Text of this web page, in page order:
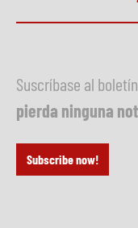
Suscríbase al
pierda ninguna
Subscribe now!